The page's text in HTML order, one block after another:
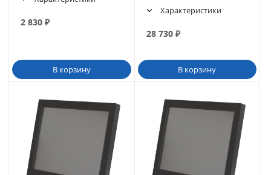
2 830 ₽
В корзину
Характеристики
28 730₽
В корзину